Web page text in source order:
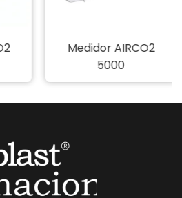
Medidor AIRCO2
5000